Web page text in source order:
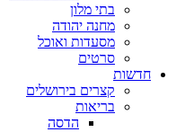
בתי מלון
מחנה יהודה
מסעדות ואוכל
סרטים
חדשות
קצרים בירושלים
בריאות
הדסה